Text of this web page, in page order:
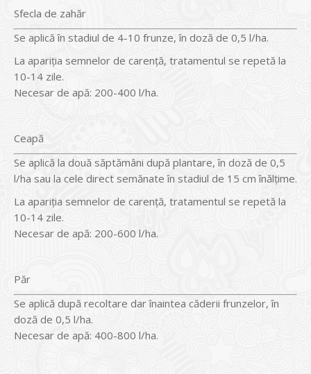
Sfecla de zahăr
Se aplică în stadiul de 4-10 frunze, în doză de 0,5 l/ha.
La apariţia semnelor de carenţă, tratamentul se repetă la
10-14 zile.
Necesar de apă: 200-400 l/ha.
Ceapă
Se aplică la două săptămâni după plantare, în doză de 0,5
l/ha sau la cele direct semănate în stadiul de 15 cm înălţime.
La apariţia semnelor de carenţă, tratamentul se repetă la
10-14 zile.
Necesar de apă: 200-600 l/ha.
Păr
Se aplică după recoltare dar înaintea căderii frunzelor, în
doză de 0,5 l/ha.
Necesar de apă: 400-800 l/ha.